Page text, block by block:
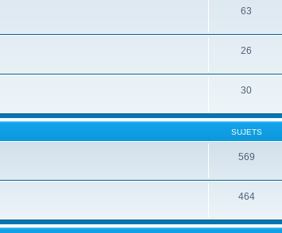
63
26
30
SUJETS
569
464